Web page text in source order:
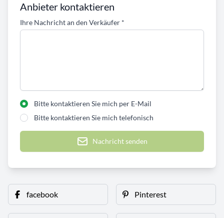
Anbieter kontaktieren
Ihre Nachricht an den Verkäufer *
Bitte kontaktieren Sie mich per E-Mail
Bitte kontaktieren Sie mich telefonisch
Nachricht senden
facebook Pinterest